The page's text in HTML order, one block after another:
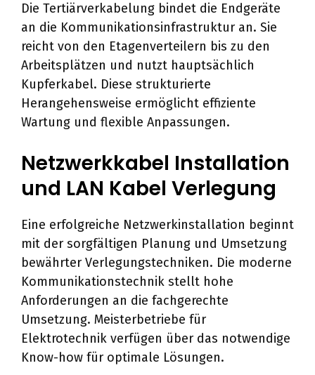
Die Tertiärverkabelung bindet die Endgeräte
an die Kommunikationsinfrastruktur an. Sie
reicht von den Etagenverteilern bis zu den
Arbeitsplätzen und nutzt hauptsächlich
Kupferkabel. Diese strukturierte
Herangehensweise ermöglicht effiziente
Wartung und flexible Anpassungen.
Netzwerkkabel Installation
und LAN Kabel Verlegung
Eine erfolgreiche Netzwerkinstallation beginnt
mit der sorgfältigen Planung und Umsetzung
bewährter Verlegungstechniken. Die moderne
Kommunikationstechnik stellt hohe
Anforderungen an die fachgerechte
Umsetzung. Meisterbetriebe für
Elektrotechnik verfügen über das notwendige
Know-how für optimale Lösungen.